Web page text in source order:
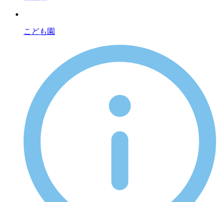
こども園